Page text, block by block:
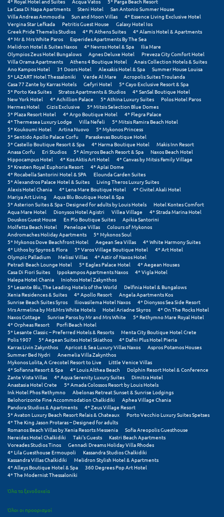
Ρόδος
Σ
Σαλαμίνα
Σαμοθράκη
Σάμος
Σαντορίνη
Σέριφος
Σέρρες
Σιθωνία
Σίκινος
Σίφνος
Σκαφιδιά Ηλείας
Σκιάθος
Σκόπελος
Σκύρος
Σούνιο
Σπάρτη
Σπέτσες
Σποράδες
Σύβοτα
Σύμη
Σύρος
Σχοινούσα
Τ
La Casa Di Napa Apartments
Steni Hotel
San Antonio Summer House
Villa Andreas Ammoudia
Sun and Moon Villas
4* Essence Living Exclusive Hotel
Vergina Star Lefkada
Petritis Guest House
Galaxy Hotel Ios
Greek Pride Themelis Studios
4* Pi Athens Suites
4* Alamis Hotel & Apartments
4* Mr & Mrs White Paros
Esperides Apartments By The Sea
Melidron Hotel & Suites Naxos
4* Nevros Hotel & Spa
Ilia Mare
Olympios Zeus Hotel Bungalows
Agnes Deluxe Hotel
Preveza City Comfort Hotel
Villa Orama Apartments
Athens 4 Boutique Hotel
Anais Collection Hotels & Suites
Ano Kampos Hotel
31 Doors Hotel Alexakis Hotel & Spa
Summer House Louisa
5* LAZART Hotel Thessaloniki
Verde Al Mare
Acropolis Suites Troulanda
Casa 77 Zante by Karras Hotels
Gefyri Hotel
5* Cayo Exclusive Resort & Spa
5* Porto Kea Suites
Stratos Apartments & Studios
4* SanSal Boutique Hotel
New York Hotel
4* Achillion Palace 5* Athina Luxury Suites
Polos Hotel Paros
Hermes Hotel
Gizis Exclusive
5* Mitsis Selection Blue Domes
5* Plaza Resort Hotel
4* Argo Boutique Hotel
4* Flegra Palace
4* Thermesea Luxury Lodge
Villa Nefeli
5* Mitsis Ramira Beach Hotel
5* Koukoumi Hotel
Artina Nuovo
5* Mykonos Princess
5* Sentido Apollo Palace Corfu
Paraskevas Boutique Hotel
5* Castello Boutique Resort & Spa
4* Harma Boutique Hotel
Makis Inn Resort
Anasa Corfu
Eri Studios 5* Almyros Beach Resort & Spa
Naxos Beach Hotel
Hippocampus Hotel
4* Kos Aktis Art Hotel
4* Canvas by Mitsis Family Village
5* Kresten Royal Euphoria Resort
4* Aplai Dome
4* Rocabella Santorini Hotel & SPA
Elounda Garden Suites
5* Alexandros Palace Hotel & Suites
Living Theros Luxury Suites
Alexis Hotel Chania
4* Lena Mare Boutique Hotel
4* Civitel Akali Hotel
Mariya Art Living
Aqua Blu Boutique Hotel & Spa
5* Asterion Suites & Spa - Designed for adults by Louis Hotels
Hotel Kontes Comfort
Aqua Mare Hotel
Dionysos Hotel Agistri Villea Village
4* Strada Marina Hotel
Douskos Guest House
En Plo Boutique Suites
Apikia Santorini
Molfetta Beach Hotel
Penelope Villas
Colours of Mykonos
Andromaches Holiday Apartments
5* Mykonos Soul
5* Mykonos Dove Beachfront Hotel
Aegean Sea Villas
4* White Harmony Suites
4* Lithos by Spyros & Flora
5* Varos Village Boutique Hotel
4* Art Hotel
Olympic Palladium
Melissi Villas
4* Astir of Naxos Hotel
Petradi Beach Lounge Hotel
5* Eagles Palace Hotel
4* Aegean Houses
Casa Di Fiori Suites
Ippokampos Apartments Naxos
4* Vigla Hotel
Halepa Hotel Chania
Iniohos Hotel Zakynthos
5* Lesante Blu, The Leading Hotels of the World
Delfinia Hotel & Bungalows
Xenia Residences & Suites
4* Apollo Resort
Angela Apartments Kos
Sunrise Beach Suites Syros
Iliovasilema Hotel Naxos
4* Dionysos Sea Side Resort
Mrs Armelina by Mr&Mrs White Hotels
Hotel Ariadne Skyros
4* On The Rocks Hotel
Naxos Cottage
Sunrise Paros by Mr and Mrs White
5* Rethymno Mare Royal Hotel
4* Orpheas Resort
Porfi Beach Hotel
5* Lesante Classic – Preferred Hotels & Resorts
Menta City Boutique Hotel Crete
Polis 1907
5* Aegean Suites Hotel Skiathos
4* Dafni Plus Hotel Pieria
Karras Livin Zakynthos
Apricot & Sea Luxury Villas Naxos
Aspros Potamos Houses
Summer Bed Nydri
Anemelia Villa Zakynthos
Mykonos Lolita, A Grecotel Resort to Live
Little Venice Villas
4* Sofianna Resort & Spa
4* Louis Althea Beach
Dolphin Resort Hotel & Conference
Zante Vista Villas
4* Aqua Serenity Luxury Suites
Dimitra Hotel
Anastasia Hotel Crete
5* Amada Colossos Resort by Louis Hotels
Ink Hotel Phos Rethymno
Abelonas Retreat Sunset & Sunrise Lodgings
Belohorizonte Fine Accommodation Chalkidiki
Aphea Village Chania
Pandora Studios & Apartments
4* Zeus Village Resort
5* Avaton Luxury Beach Resort Relais & Chateaux
Porto Vecchio Luxury Suites Spetses
4* The King Jason Protaras – Designed for adults
Romanos Beach Villas by Xenia Resorts Messenia
Sofia Areopolis Guesthouse
Nereides Hotel Chalkidiki
Taki's Guests
Kastri Beach Apartments
Voreades Studios Tinos
Gennadi Dreams Holiday Villa Rhodes
4* Lila Guesthouse Ermoupoli
Kassandra Studios Chalkidiki
Kassandra Villas Chalkidiki
Melidron Stylish Hotel & Apartments
4* Alleys Boutique Hotel & Spa
360 Degrees Pop Art Hotel
4* The Modernist Thessaloniki
Όλα τα ξενοδοχεία
Όλοι οι προορισμοί